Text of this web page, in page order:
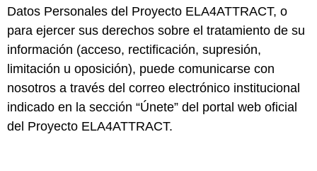
Datos Personales del Proyecto ELA4ATTRACT, o
para ejercer sus derechos sobre el tratamiento de su
información (acceso, rectificación, supresión,
limitación u oposición), puede comunicarse con
nosotros a través del correo electrónico institucional
indicado en la sección “Únete” del portal web oficial
del Proyecto ELA4ATTRACT.